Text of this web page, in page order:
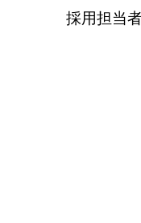
採用担当